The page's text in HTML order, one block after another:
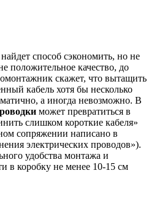
способ сэкономить, но не
положительное качество, до
скажет, что вытащить
кабель хотя бы несколько
а иногда невозможно. В
может превратиться в
слишком короткие кабеля»
сопряжении написано в
электрических проводов»).
удобства монтажа и
в коробку не менее 10-15 см